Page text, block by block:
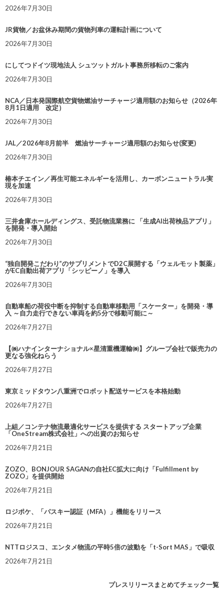
2026年7月30日
JR貨物／お盆休み期間の貨物列車の運転計画について
2026年7月30日
にしてつドイツ現地法人 シュツットガルト事務所移転のご案内
2026年7月30日
NCA／日本発国際航空貨物燃油サーチャージ適用額のお知らせ（2026年
8月1日適用 改定）
2026年7月30日
JAL／2026年8月前半 燃油サーチャージ適用額のお知らせ(変更)
2026年7月30日
椿本チエイン／再生可能エネルギーを活用し、カーボンニュートラル実
現を加速
2026年7月30日
三井倉庫ホールディングス、受託物流業務に 「生成AI出荷検品アプリ」
を開発・導入開始
2026年7月30日
“独自開発こだわり”のサプリメントでD2C展開する「ウェルモット製薬」
がEC自動出荷アプリ「シッピーノ」を導入
2026年7月30日
自動車船の荷役中断を抑制する自動車移動用「スケーター」を開発・導
入 ～自力走行できない車両を約5分で移動可能に～
2026年7月27日
【㈱ハナインターナショナル×星清重機運輸㈱】グループ会社で販売力の
更なる強化ねらう
2026年7月27日
東京ミッドタウン八重洲でロボット配送サービスを本格始動
2026年7月27日
上組／コンテナ物流最適化サービスを提供する スタートアップ企業
「OneStream株式会社」への出資のお知らせ
2026年7月21日
ZOZO、BONJOUR SAGANの自社EC拡大に向け「Fulfillment by
ZOZO」を提供開始
2026年7月21日
ロジポケ、「パスキー認証（MFA）」機能をリリース
2026年7月21日
NTTロジスコ、エンタメ物流の平時5倍の波動を「t-Sort MAS」で吸収
2026年7月21日
プレスリリースまとめてチェック一覧